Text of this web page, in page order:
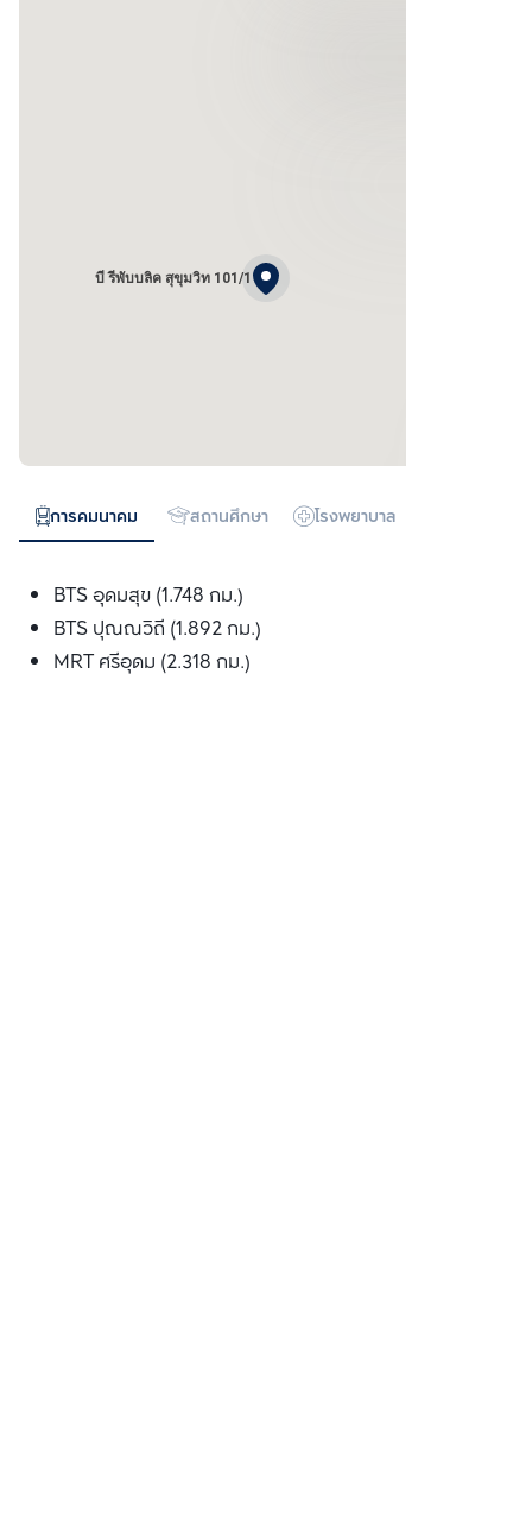
บี รีพับบลิค สุขุมวิท 101/1
การคมนาคม สถานศึกษา โรงพยาบาล
BTS อุดมสุข (1.748 กม.)
BTS ปุณณวิถี (1.892 กม.)
MRT ศรีอุดม (2.318 กม.)